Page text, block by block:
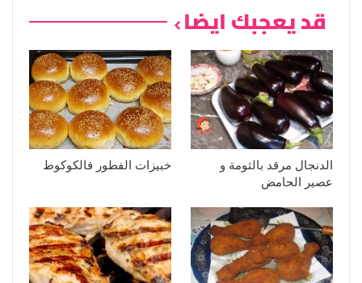
قد يعجبك ايضا
الدنجال مرقد بالثومة و
عصير الحامض
خبيزات الفطور فالكوكوط